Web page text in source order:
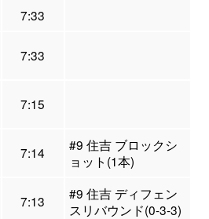
7:33
7:33
7:15
7:14
#9 住吉 ブロックシ
ョット(1本)
7:13
#9 住吉 ディフェン
スリバウンド(0-3-3)